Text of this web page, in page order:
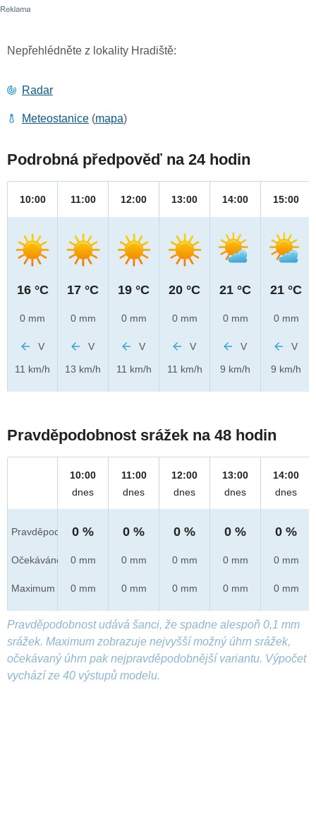
Nepřehlédněte z lokality Hradiště:
Radar
Meteostanice (mapa)
Podrobná předpověď na 24 hodin
10:00
16 °C
0 mm
V
11 km/h
11:00
17 °C
0 mm
V
13 km/h
12:00
19 °C
0 mm
V
11 km/h
13:00
20 °C
0 mm
V
11 km/h
14:00
21 °C
0 mm
V
9 km/h
15:00
21 °C
0 mm
V
9 km/h
Pravděpodobnost srážek na 48 hodin
Pravděpod.
Očekáváno
Maximum
10:00
dnes
0 %
0 mm
0 mm
11:00
dnes
0 %
0 mm
0 mm
12:00
dnes
0 %
0 mm
0 mm
13:00
dnes
0 %
0 mm
0 mm
14:00
dnes
0 %
0 mm
0 mm
Pravděpodobnost udává šanci, že spadne alespoň 0,1 mm
srážek. Maximum zobrazuje nejvyšší možný úhrn srážek,
očekávaný úhrn pak nejpravděpodobnější variantu. Výpočet
vychází ze 40 výstupů modelu.